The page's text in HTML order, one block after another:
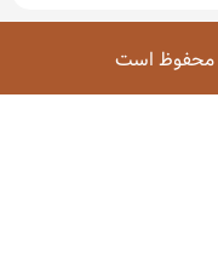
محفوظ است